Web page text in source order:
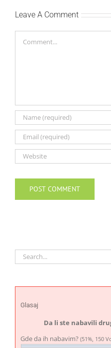
Leave A Comment
Search
for:
Glasaj
Da li ste nabavili
Gde da ih nabavim? (51%, 150